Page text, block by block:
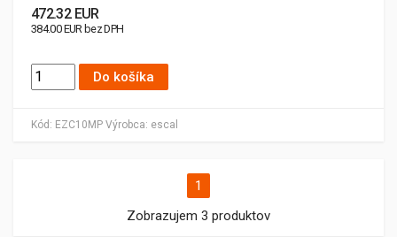
Kód: EZC10MP Výrobca: escal
472.32 EUR
384.00 EUR bez DPH
Do košíka
1
Zobrazujem 3 produktov